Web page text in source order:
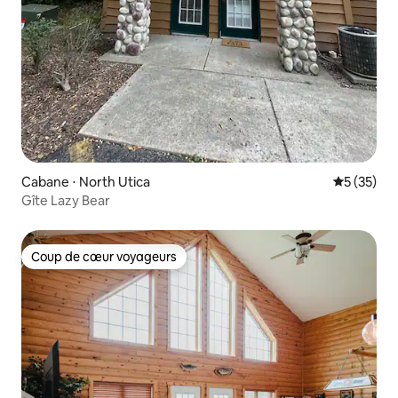
Cabane ⋅ North Utica
5 (35)
Gîte Lazy Bear
Coup de cœur voyageurs
Coup de cœur voyageurs